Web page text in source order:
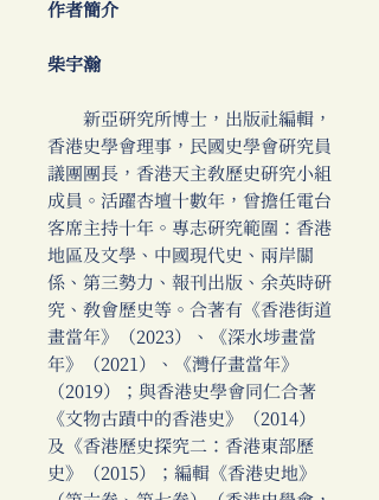
作者簡介
柴宇瀚
新亞研究所博士，出版社編輯，
香港史學會理事，民國史學會研究員
議團團長，香港天主教歷史研究小組
成員。活躍杏壇十數年，曾擔任電台
客席主持十年。專志研究範圍：香港
地區及文學、中國現代史、兩岸關
係、第三勢力、報刊出版、余英時研
究、教會歷史等。合著有《香港街道
畫當年》（2023）、《深水埗畫當
年》（2021）、《灣仔畫當年》
（2019）；與香港史學會同仁合著
《文物古蹟中的香港史》（2014）
及《香港歷史探究二：香港東部歷
史》（2015）；編輯《香港史地》